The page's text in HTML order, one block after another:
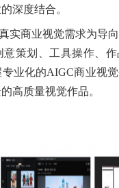
深度结合。
实商业视觉需求为导
意策划、工具操作、
业化的AIGC商业视
高质量视觉作品。